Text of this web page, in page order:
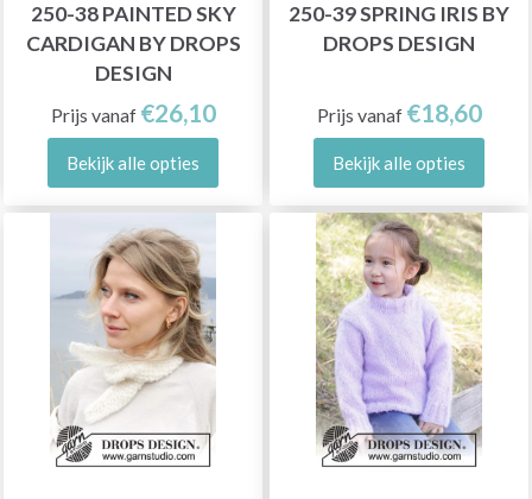
250-38 PAINTED SKY
CARDIGAN BY DROPS
DESIGN
Prijs vanaf €26,10
Bekijk alle opties
250-39 SPRING IRIS BY
DROPS DESIGN
Prijs vanaf €18,60
Bekijk alle opties